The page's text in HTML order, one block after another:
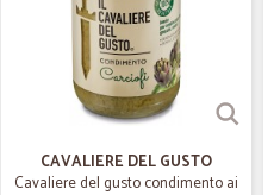
la spesa in supermercato, ti consiglio
nella spedizione. In passato ho avuto
CAVALIERE DEL GUSTO
Cavaliere del gusto condimento ai